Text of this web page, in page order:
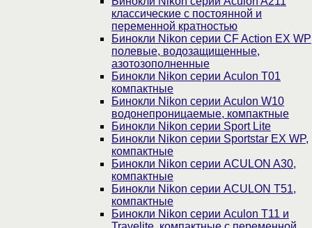
классические с постоянной и
переменной кратностью
Бинокли Nikon серии СF Action EX WP
полевые, водозащищенные,
азотозополненные
Бинокли Nikon серии Aculon T01
компактные
Бинокли Nikon серии Aculon W10
водонепроницаемые, компактные
Бинокли Nikon серии Sport Lite
Бинокли Nikon серии Sportstar EX WP,
компактные
Бинокли Nikon серии ACULON A30,
компактные
Бинокли Nikon серии ACULON Т51,
компактные
Бинокли Nikon серии Aculon T11 и